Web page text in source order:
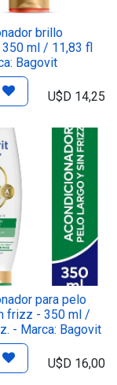
brillo
ml / 11,83 fl
Bagovit
U$D 14,25
para pelo
frizz - 350 ml /
- Marca: Bagovit
U$D 16,00